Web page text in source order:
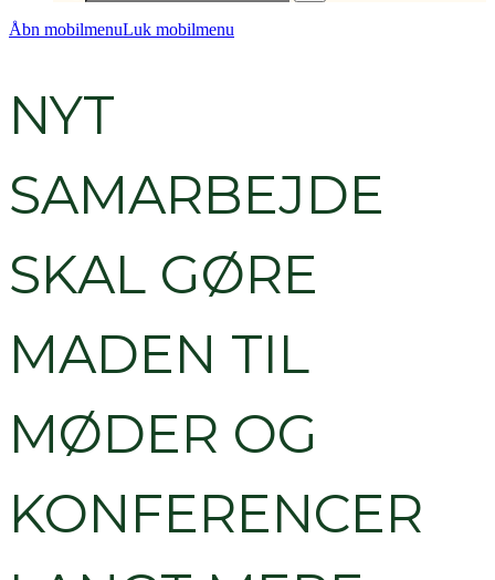
Åbn mobilmenuLuk mobilmenu
NYT
SAMARBEJDE
SKAL GØRE
MADEN TIL
MØDER OG
KONFERENCER